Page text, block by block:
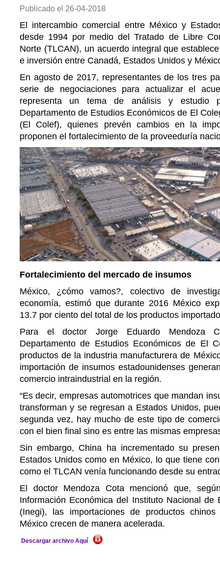
Publicado el 26-04-2018
El intercambio comercial entre México y
desde 1994 por medio del Tratado de Libre
Norte (TLCAN), un acuerdo integral que
e inversión entre Canadá, Estados Unidos y
En agosto de 2017, representantes de los tres
serie de negociaciones para actualizar el
representa un tema de análisis y estudio
Departamento de Estudios Económicos de El
(El Colef), quienes prevén cambios en la
proponen el fortalecimiento de la proveeduría
Fortalecimiento del mercado de insumos
México, ¿cómo vamos?, colectivo de
economía, estimó que durante 2016 México
13.7 por ciento del total de los productos
Para el doctor Jorge Eduardo Mendoza
Departamento de Estudios Económicos de El
productos de la industria manufacturera de
importación de insumos estadounidenses
comercio intraindustrial en la región.
“Es decir, empresas automotrices que mandan
transforman y se regresan a Estados Unidos,
segunda vez, hay mucho de este tipo de
con el bien final sino es entre las mismas
Sin embargo, China ha incrementado su
Estados Unidos como en México, lo que tiene
como el TLCAN venía funcionando desde su
El doctor Mendoza Cota mencionó que,
Información Económica del Instituto Nacional de
(Inegi), las importaciones de productos
México crecen de manera acelerada.
Descargar archivo Aquí